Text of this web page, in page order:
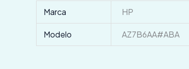
Marca HP
Modelo AZ7B6AA#ABA